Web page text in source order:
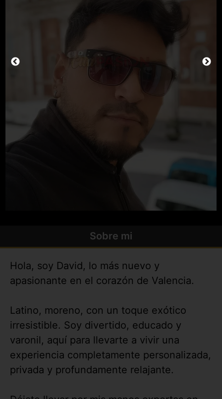
Sobre mi
Hola, soy David, lo más nuevo y
apasionante en el corazón de Valencia.
Latino, moreno, con un toque exótico
irresistible. Soy divertido, educado y
varonil, aquí para llevarte a vivir una
experiencia completamente personalizada,
privada y profundamente relajante.